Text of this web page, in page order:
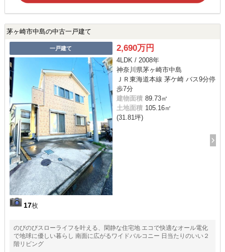
茅ヶ崎市中島の中古一戸建て
一戸建て
17枚
2,690万円
4LDK / 2008年
神奈川県茅ヶ崎市中島
ＪＲ東海道本線 茅ケ崎 バス9分停
歩7分
建物面積 89.73㎡
土地面積 105.16㎡
(31.81坪)
のびのびスローライフを叶える、閑静な住宅地 エコで快適なオール電化
で地球に優しい暮らし 南面に広がるワイドバルコニー 日当たりのいい２
階リビング